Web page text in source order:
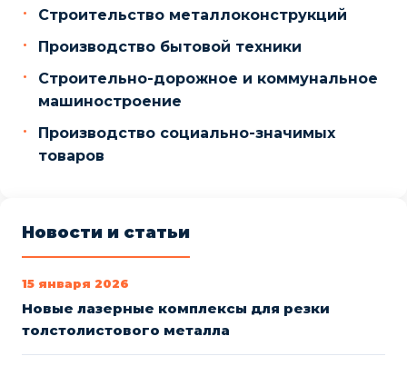
Строительство металлоконструкций
Производство бытовой техники
Строительно-дорожное и коммунальное
машиностроение
Производство социально-значимых
товаров
Новости и статьи
15 января 2026
Новые лазерные комплексы для резки
толстолистового металла